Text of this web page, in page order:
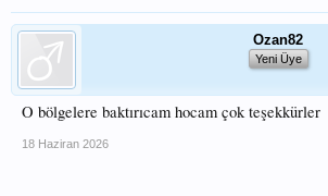
Ozan82
Yeni Üye
O bölgelere baktırıcam hocam çok teşekkürler
18 Haziran 2026